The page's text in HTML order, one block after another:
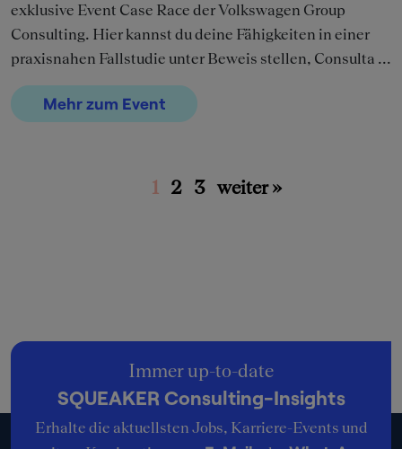
exklusive Event Case Race der Volkswagen Group
Consulting. Hier kannst du deine Fähigkeiten in einer
praxisnahen Fallstudie unter Beweis stellen, Consulta ...
Mehr zum Event
1 2 3 weiter »
Immer up-to-date
SQUEAKER Consulting-Insights
Erhalte die aktuellsten Jobs, Karriere-Events und